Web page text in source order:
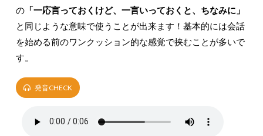
の「一応言っておくけど、一言いっておくと、ちなみに」
と同じような意味で使うことが出来ます！基本的には会話
を始める前のワンクッション的な感覚で挟むことが多いで
す。
発音CHECK